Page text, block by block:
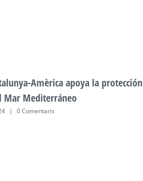
Amèrica apoya la protección
Mar Mediterráneo
| 0 Comentaris